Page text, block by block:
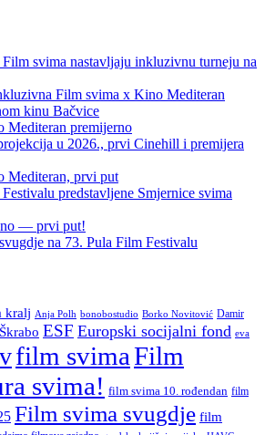
svima nastavljaju inkluzivnu turneju na
Film svima x Kino Mediteran
kinu Bačvice
Mediteran premijerno
u 2026., prvi Cinehill i premijera
Mediteran, prvi put
predstavljene Smjernice svima
— prvi put!
na 73. Pula Film Festivalu
kralj Anja Polh bonobostudio Borko Novitović Damir
ESF Europski socijalni fond eva
film svimaFilm
svima! film svima 10. rođendan film
Film svima svugdje film